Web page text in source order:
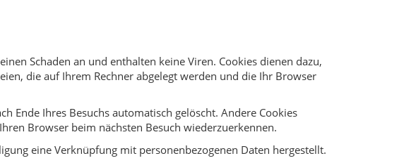
Schaden an und enthalten keine Viren. Cookies dienen dazu,
die auf Ihrem Rechner abgelegt werden und die Ihr Browser
Ende Ihres Besuchs automatisch gelöscht. Andere Cookies
Browser beim nächsten Besuch wiederzuerkennen.
eine Verknüpfung mit personenbezogenen Daten hergestellt.